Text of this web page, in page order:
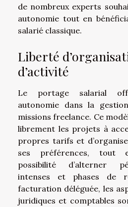
de nombreux experts
autonomie tout en
salarié classique.
Liberté
d’activité
Le portage salarial
autonomie dans la
missions freelance. Ce
librement les projets à
propres tarifs et
ses préférences, tout
possibilité d’alterner
intenses et phases de
facturation déléguée, les
juridiques et comptables